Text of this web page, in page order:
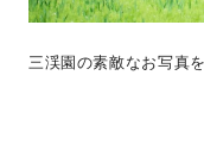
三渓園の素敵なお写真